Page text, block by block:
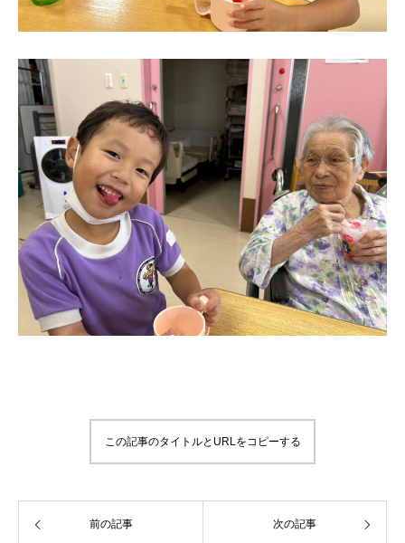
この記事のタイトルとURLをコピーする
前の記事 次の記事